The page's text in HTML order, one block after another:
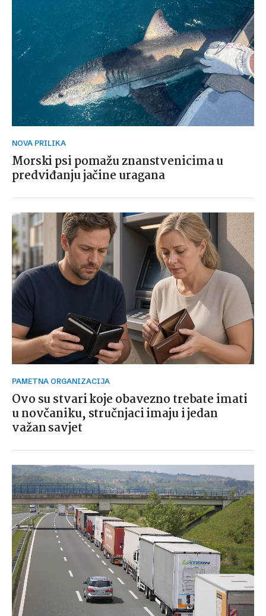
NOVA PRILIKA
Morski psi pomažu znanstvenicima u
predviđanju jačine uragana
PAMETNA ORGANIZACIJA
Ovo su stvari koje obavezno trebate imati
u novčaniku, stručnjaci imaju i jedan
važan savjet